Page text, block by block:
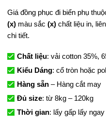
Giá đồng phục đi biển phụ
(x)màu sắc (x) chất liệu in,
chi tiết.
Chất liệu: vải cotton 35%,
Kiểu Dáng: cổ tròn hoặc
Hàng sẵn– Hàng cắt may
Đủ size: từ 8kg – 120kg
Thời gian: lấy gấp lấy ngay